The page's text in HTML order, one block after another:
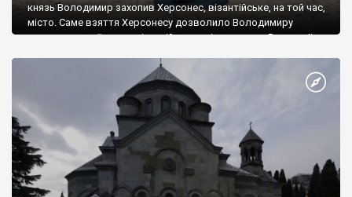
князь Володимир захопив Херсонес, візантійське, на той час,
місто. Саме взяття Херсонесу дозволило Володимиру
диктувати свої умови візантійському імператору Василю ІІ, та
Херсонесі Володимир-язичник, став Василем-християнином.
А потім було Хрещення Русі. На честь Херсонесу Таврійського